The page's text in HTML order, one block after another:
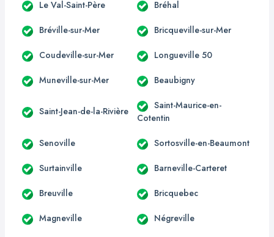
Le Val-Saint-Père Bréhal
Bréville-sur-Mer Bricqueville-sur-Mer
Coudeville-sur-Mer Longueville 50
Muneville-sur-Mer Beaubigny
Saint-Jean-de-la-Rivière
Saint-Maurice-en-
Cotentin
Senoville Sortosville-en-Beaumont
Surtainville Barneville-Carteret
Breuville Bricquebec
Magneville Négreville